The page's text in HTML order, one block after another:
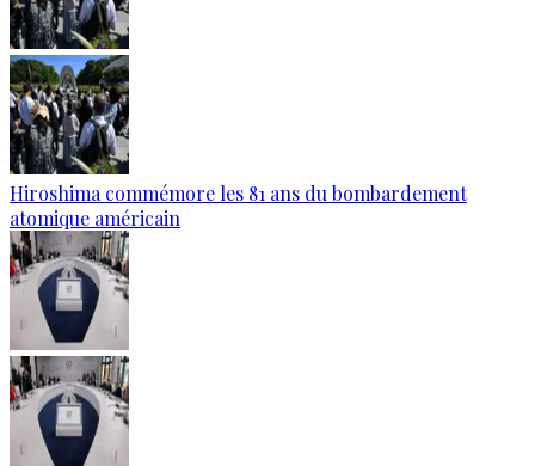
Hiroshima commémore les 81 ans du bombardement
atomique américain